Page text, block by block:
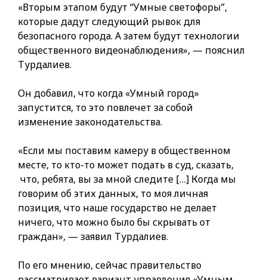
«Вторым этапом будут “Умные светофоры”,
которые дадут следующий рывок для
безопасного города. А затем будут технологии
общественного видеонаблюдения», — пояснил
Турдалиев.
Он добавил, что когда «Умный город»
запустится, то это повлечет за собой
изменение законодательства.
«Если мы поставим камеру в общественном
месте, то кто-то может подать в суд, сказать,
что, ребята, вы за мной следите […] Когда мы
говорим об этих данных, то моя личная
позиция, что наше государство не делает
ничего, что можно было бы скрывать от
граждан», — заявил Турдалиев.
По его мнению, сейчас правительство